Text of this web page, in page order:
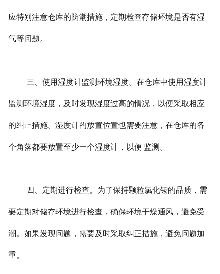
应特别注意仓库的防潮措施，定期检查存储环境是否有湿
气等问题。
三、使用湿度计监测环境湿度。在仓库中使用湿度计
监测环境湿度，及时发现湿度过高的情况，以便采取相应
的纠正措施。湿度计的放置位置也需要注意，在仓库的各
个角落都要放置至少一个湿度计，以便 监测。
四、定期进行检查。为了保持颗粒氯化铵的品质，需
要定期对储存环境进行检查，确保环境干燥通风，避免受
潮。如果发现问题，需要及时采取纠正措施，避免问题加
重。